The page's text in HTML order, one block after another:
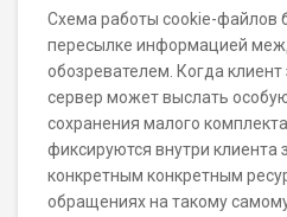
Схема работы cookie-файлов
пересылке информацией
обозревателем. Когда клиент
сервер может выслать
сохранения малого
фиксируются внутри клиента
конкретным конкретным
обращениях на такому